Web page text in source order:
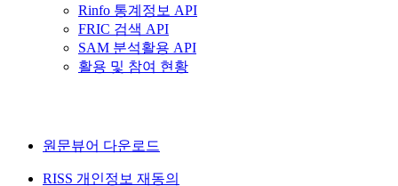
Rinfo 통계정보 API
FRIC 검색 API
SAM 분석활용 API
활용 및 참여 현황
원문뷰어 다운로드
RISS 개인정보 재동의